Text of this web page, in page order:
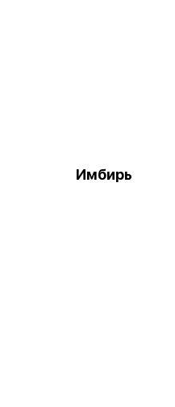
Имбирь